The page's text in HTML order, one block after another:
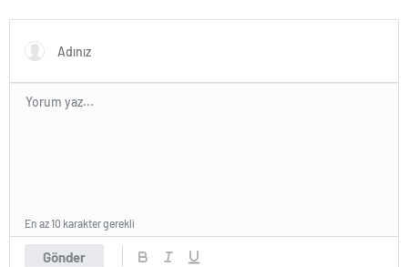
Gönder
En az 10 karakter gerekli